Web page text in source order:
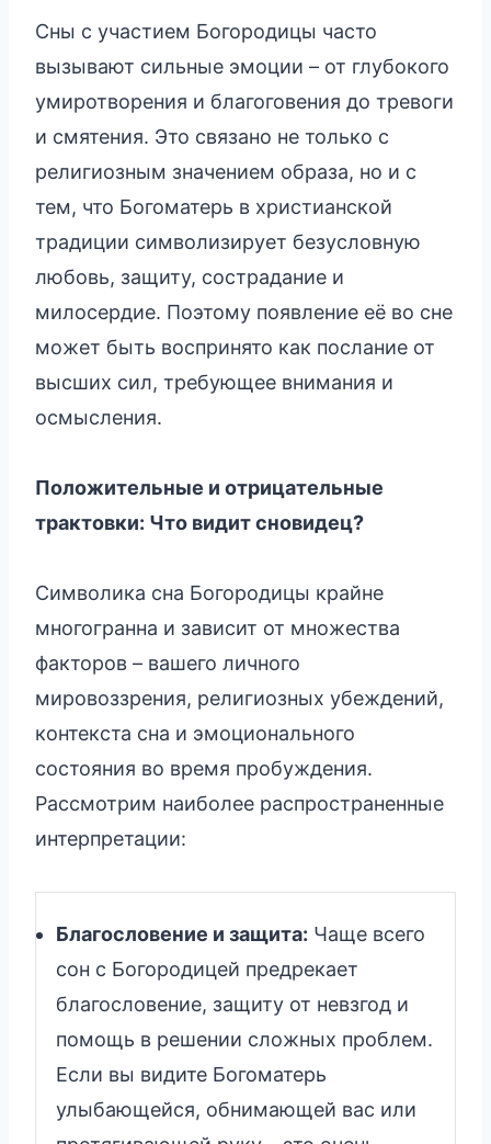
Сны с участием Богородицы часто
вызывают сильные эмоции – от глубокого
умиротворения и благоговения до тревоги
и смятения. Это связано не только с
религиозным значением образа, но и с
тем, что Богоматерь в христианской
традиции символизирует безусловную
любовь, защиту, сострадание и
милосердие. Поэтому появление её во сне
может быть воспринято как послание от
высших сил, требующее внимания и
осмысления.
Положительные и отрицательные
трактовки: Что видит сновидец?
Символика сна Богородицы крайне
многогранна и зависит от множества
факторов – вашего личного
мировоззрения, религиозных убеждений,
контекста сна и эмоционального
состояния во время пробуждения.
Рассмотрим наиболее распространенные
интерпретации:
Благословение и защита: Чаще всего
сон с Богородицей предрекает
благословение, защиту от невзгод и
помощь в решении сложных проблем.
Если вы видите Богоматерь
улыбающейся, обнимающей вас или